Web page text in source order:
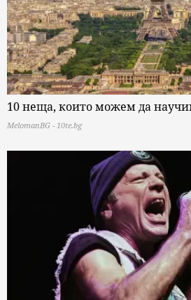
10 неща, които можем да
MelomanBG - 10te.bg